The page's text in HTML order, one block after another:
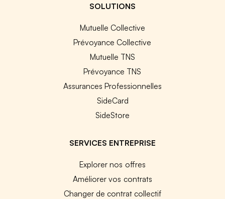
SOLUTIONS
Mutuelle Collective
Prévoyance Collective
Mutuelle TNS
Prévoyance TNS
Assurances Professionnelles
SideCard
SideStore
SERVICES ENTREPRISE
Explorer nos offres
Améliorer vos contrats
Changer de contrat collectif